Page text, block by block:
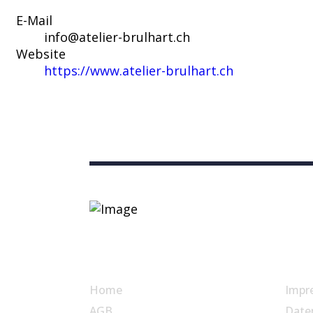
E-Mail
info@atelier-brulhart.ch
Website
https://www.atelier-brulhart.ch
Home